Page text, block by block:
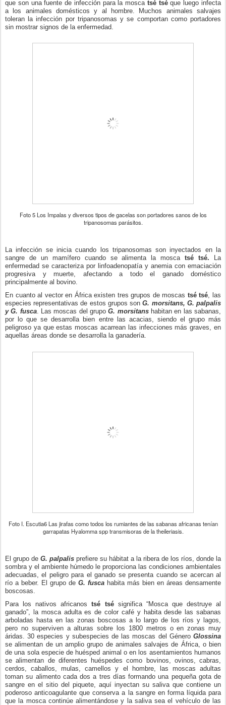
que son una fuente de infección para la mosca tsé tséque luego infecta
a los animales domésticos y al hombre. Muchos animales salvajes
toleran la infección por tripanosomas y se comportan como portadores
sin mostrar signos de la enfermedad.
Foto 5 Los Impalas y diversos tipos de gacelas son portadores sanos de los
tripanosomas parásitos.
La infección se inicia cuando los tripanosomas son inyectados en la
sangre de un mamífero cuando se alimenta la moscatsé tsé.
La
enfermedad se caracteriza por linfoadenopatía y anemia con emaciación
progresiva y muerte, afectando a todo el ganado doméstico
principalmente al bovino.
En cuanto al vector en África existen tres grupos de moscas tsé tsé, las
especies representativas de estos grupos sonG. morsitans, G. palpalis
y G. fusca. Las moscas del grupoG. morsitanshabitan en las sabanas,
por lo que se desarrolla bien entre las acacias, siendo el grupo más
peligroso ya que estas moscas acarrean las infecciones más graves, en
aquellas áreas donde se desarrolla la ganadería.
Foto I. Escutia6 Las jirafas como todos los rumiantes de las sabanas africanas tenían
garrapatas Hyalomma spp transmisoras de la theileriasis.
El grupo de G. palpalis prefiere su hábitat a la ribera de los ríos, donde la
sombra y el ambiente húmedo le proporciona las condiciones ambientales
adecuadas, el peligro para el ganado se presenta cuando se acercan al
río a beber. El grupo de G. fusca habita más bien en áreas densamente
boscosas.
Para los nativos africanostsé tsésignifica “Mosca que destruye al
ganado”, la mosca adulta es de color café y habita desde las sabanas
arboladas hasta en las zonas boscosas a lo largo de los ríos y lagos,
pero no superviven a alturas sobre los 1800 metros o en zonas muy
áridas. 30 especies y subespecies de las moscas del Género Glossina
se alimentan de un amplio grupo de animales salvajes de África, o bien
de una sola especie de huésped animal o en los asentamientos humanos
se alimentan de diferentes huéspedes como bovinos, ovinos, cabras,
cerdos, caballos, mulas, camellos y el hombre, las moscas adultas
toman su alimento cada dos a tres días formando una pequeña gota de
sangre en el sitio del piquete, aquí inyectan su saliva que contiene un
poderoso anticoagulante que conserva a la sangre en forma líquida para
que la mosca continúe alimentándose y la saliva sea el vehículo de las